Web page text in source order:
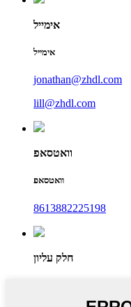
אימייל
אימייל
jonathan@zhdl.com
lill@zhdl.com
וואטסאפ
וואטסאפ
8613882225198
חלק עליון